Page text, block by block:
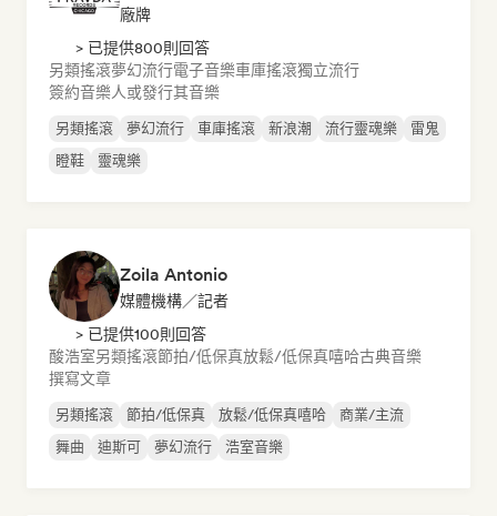
廠牌
> 已提供800則回答
另類搖滾夢幻流行電子音樂車庫搖滾獨立流行
簽約音樂人或發行其音樂
另類搖滾 夢幻流行 車庫搖滾 新浪潮 流行靈魂樂
雷鬼
瞪鞋
靈魂樂
Zoila Antonio
媒體機構／記者
> 已提供100則回答
酸浩室另類搖滾節拍/低保真放鬆/低保真嘻哈古典音樂
撰寫文章
另類搖滾 節拍/低保真 放鬆/低保真嘻哈
商業/主流
舞曲
迪斯可 夢幻流行 浩室音樂